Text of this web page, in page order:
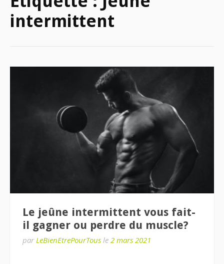
intermittent
Le jeûne intermittent vous fait-
il gagner ou perdre du muscle?
par LeBienEtrePourTous le 2 mars 2021